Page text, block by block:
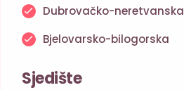
Dubrovačko-neretvanska
Bjelovarsko-bilogorska
Sjedište